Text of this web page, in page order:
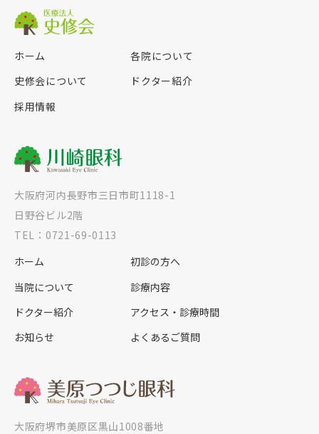
ホーム
各院について
史修会について
ドクター紹介
採用情報
大阪府河内長野市三日市町1118-1
日野谷ビル2階
TEL：0721-69-0113
ホーム
初診の方へ
当院について
診療内容
ドクター紹介
アクセス・診療時間
お知らせ
よくあるご質問
大阪府堺市美原区黒山1008番地